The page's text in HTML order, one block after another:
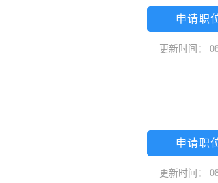
申请职
更新时间：
申请职
更新时间：